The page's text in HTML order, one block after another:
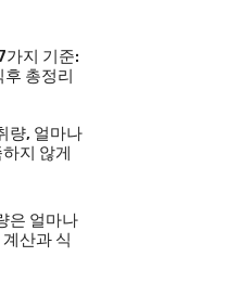
가지 기준:
후 총정리
량, 얼마나
지 않게
은 얼마나
산과 식